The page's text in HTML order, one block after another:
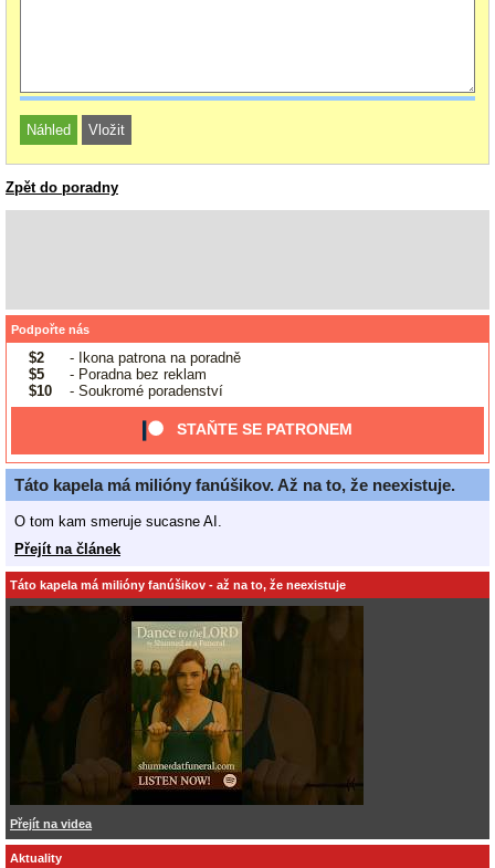
Zpět do poradny
Podpořte nás
$2
- Ikona patrona na poradně
$5
- Poradna bez reklam
$10
- Soukromé poradenství
STAŇTE SE PATRONEM
Táto kapela má milióny fanúšikov. Až na to, že neexistuje.
O tom kam smeruje sucasne AI.
Přejít na článek
Táto kapela má milióny fanúšikov - až na to, že neexistuje
Přejít na videa
Aktuality